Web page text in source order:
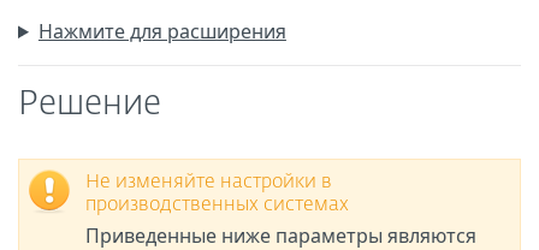
Нажмите для расширения
Решение
Не изменяйте настройки в
производственных системах
Приведенные ниже параметры являются